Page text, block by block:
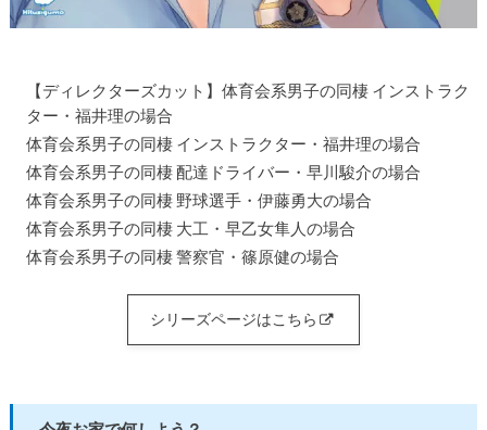
【ディレクターズカット】体育会系男子の同棲 インストラク
ター・福井理の場合
体育会系男子の同棲 インストラクター・福井理の場合
体育会系男子の同棲 配達ドライバー・早川駿介の場合
体育会系男子の同棲 野球選手・伊藤勇大の場合
体育会系男子の同棲 大工・早乙女隼人の場合
体育会系男子の同棲 警察官・篠原健の場合
シリーズページはこちら